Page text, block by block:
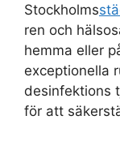
Stockholms
ren och
hemma eller
exceptionella
desinfektions
för att